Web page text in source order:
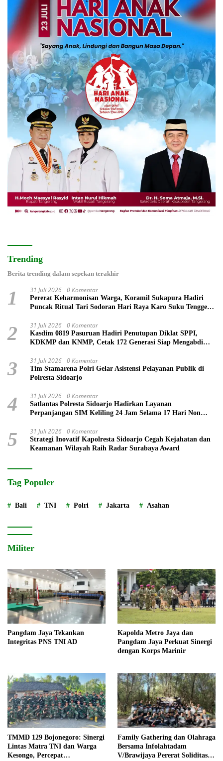
Trending
Berita trending dalam sepekan terakhir
1 31 Juli 2026 0 Komentar
Pererat Keharmonisan Warga, Koramil Sukapura Hadiri
Puncak Ritual Tari Sodoran Hari Raya Karo Suku Tengger
2 31 Juli 2026 0 Komentar
Kasdim 0819 Pasuruan Hadiri Penutupan Diklat SPPI,
KDKMP dan KNMP, Cetak 172 Generasi Siap Mengabdi
3 31 Juli 2026 0 Komentar
Tim Stamarena Polri Gelar Asistensi Pelayanan Publik di
Polresta Sidoarjo
4 31 Juli 2026 0 Komentar
Satlantas Polresta Sidoarjo Hadirkan Layanan
Perpanjangan SIM Keliling 24 Jam Selama 17 Hari Non
5 31 Juli 2026 0 Komentar
Strategi Inovatif Kapolresta Sidoarjo Cegah Kejahatan dan
Keamanan Wilayah Raih Radar Surabaya Award
Tag Populer
Bali TNI Polri Jakarta Asahan
Militer
Pangdam Jaya Tekankan
Integritas PNS TNI AD
Kapolda Metro Jaya dan
Pangdam Jaya Perkuat Sinergi
dengan Korps Marinir
TMMD 129 Bojonegoro: Sinergi
Lintas Matra TNI dan Warga
Kesongo, Percepat
Family Gathering dan Olahraga
Bersama Infolahtadam
V/Brawijaya Pererat Soliditas